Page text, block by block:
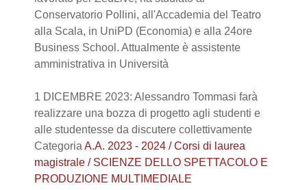
Conservatorio Pollini, all'Accademia del Teatro
alla Scala, in UniPD (Economia) e alla 24ore
Business School. Attualmente è assistente
amministrativa in Università
1 DICEMBRE 2023: Alessandro Tommasi farà
realizzare una bozza di progetto agli studenti e
alle studentesse da discutere collettivamente
Categoria A.A. 2023 - 2024 / Corsi di laurea
magistrale / SCIENZE DELLO SPETTACOLO E
PRODUZIONE MULTIMEDIALE